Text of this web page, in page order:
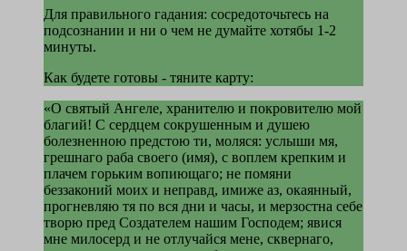
Для правильного гадания: сосредоточьтесь на
подсознании и ни о чем не думайте хотябы 1-2
минуты.
Как будете готовы - тяните карту:
«О святый Ангеле, хранителю и покровителю мой
благий! С сердцем сокрушенным и душею
болезненною предстою ти, моляся: услыши мя,
грешнаго раба своего (имя), с воплем крепким и
плачем горьким вопиющаго; не помяни
беззаконий моих и неправд, имиже аз, окаянный,
прогневляю тя по вся дни и часы, и мерзостна себе
творю пред Создателем нашим Господем; явися
мне милосерд и не отлучайся мене, сквернаго,